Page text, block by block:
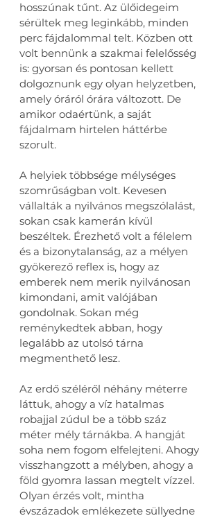
hosszúnak tűnt. Az ülőidegeim
sérültek meg leginkább, minden
perc fájdalommal telt. Közben ott
volt bennünk a szakmai felelősség
is: gyorsan és pontosan kellett
dolgoznunk egy olyan helyzetben,
amely óráról órára változott. De
amikor odaértünk, a saját
fájdalmam hirtelen háttérbe
szorult.
A helyiek többsége mélységes
szomrűságban volt. Kevesen
vállalták a nyilvános megszólalást,
sokan csak kamerán kívül
beszéltek. Érezhető volt a félelem
és a bizonytalanság, az a mélyen
gyökerező reflex is, hogy az
emberek nem merik nyilvánosan
kimondani, amit valójában
gondolnak. Sokan még
reménykedtek abban, hogy
legalább az utolsó tárna
megmenthető lesz.
Az erdő széléről néhány méterre
láttuk, ahogy a víz hatalmas
robajjal zúdul be a több száz
méter mély tárnákba. A hangját
soha nem fogom elfelejteni. Ahogy
visszhangzott a mélyben, ahogy a
föld gyomra lassan megtelt vízzel.
Olyan érzés volt, mintha
évszázadok emlékezete süllyedne